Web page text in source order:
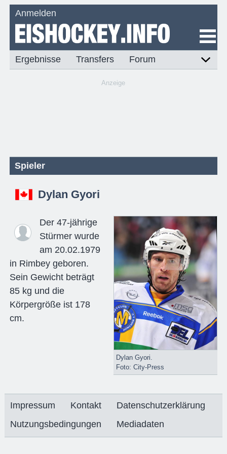
Anmelden
Ergebnisse Transfers Forum
Anzeige
Spieler
Dylan Gyori
Dylan Gyori.
Foto: City-Press
Der 47-jährige
Stürmer wurde
am 20.02.1979
in Rimbey geboren.
Sein Gewicht beträgt
85 kg und die
Körpergröße ist 178
cm.
Impressum Kontakt
Datenschutzerklärung
Nutzungsbedingungen
Mediadaten